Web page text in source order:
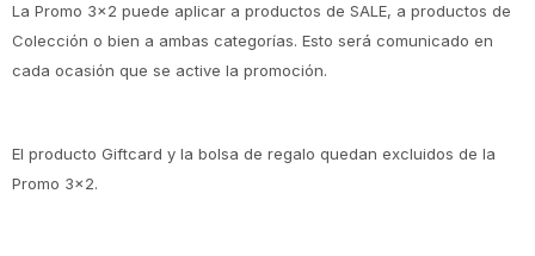
La Promo 3x2 puede aplicar a productos de SALE, a productos de
Colección o bien a ambas categorías. Esto será comunicado en
cada ocasión que se active la promoción.
El producto Giftcard y la bolsa de regalo quedan excluidos de la
Promo 3x2.